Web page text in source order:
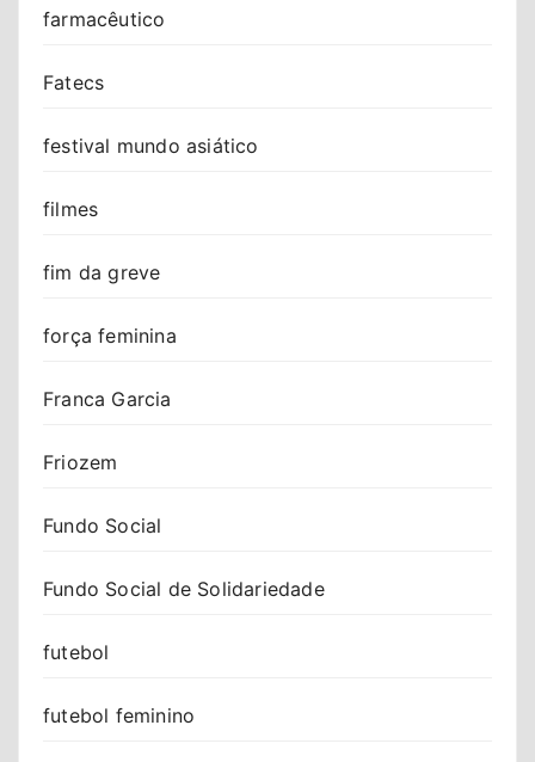
farmacêutico
Fatecs
festival mundo asiático
filmes
fim da greve
força feminina
Franca Garcia
Friozem
Fundo Social
Fundo Social de Solidariedade
futebol
futebol feminino